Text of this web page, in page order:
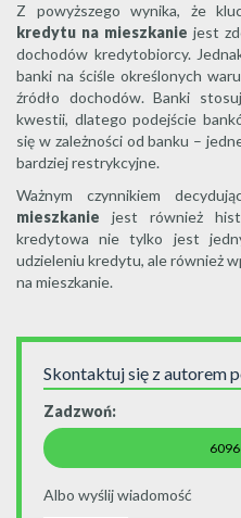
Z powyższego wynika, że
kredytu na mieszkanie jest
dochodów kredytobiorcy.
banki na ściśle określonych
źródło dochodów. Banki
kwestii, dlatego podejście
się w zależności od banku –
bardziej restrykcyjne.
Ważnym czynnikiem
mieszkanie jest również
kredytowa nie tylko jest
udzieleniu kredytu, ale również
na mieszkanie.
Skontaktuj się z autorem
Zadzwoń:
Albo wyślij wiadomość